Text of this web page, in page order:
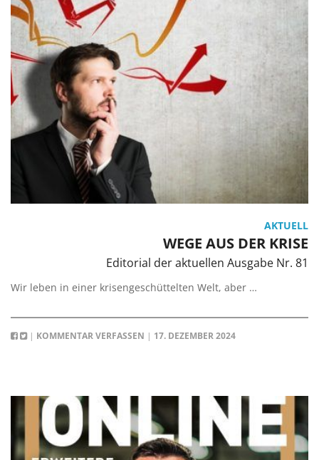
AKTUELL
WEGE AUS DER KRISE
Editorial der aktuellen Ausgabe Nr. 81
Wir leben in einer krisengeschüttelten Welt, aber …
| KOMMENTAR VERFASSEN | 17. DEZEMBER 2024